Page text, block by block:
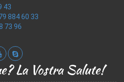
43
884 60 33
73 96
La Vostra Salute!